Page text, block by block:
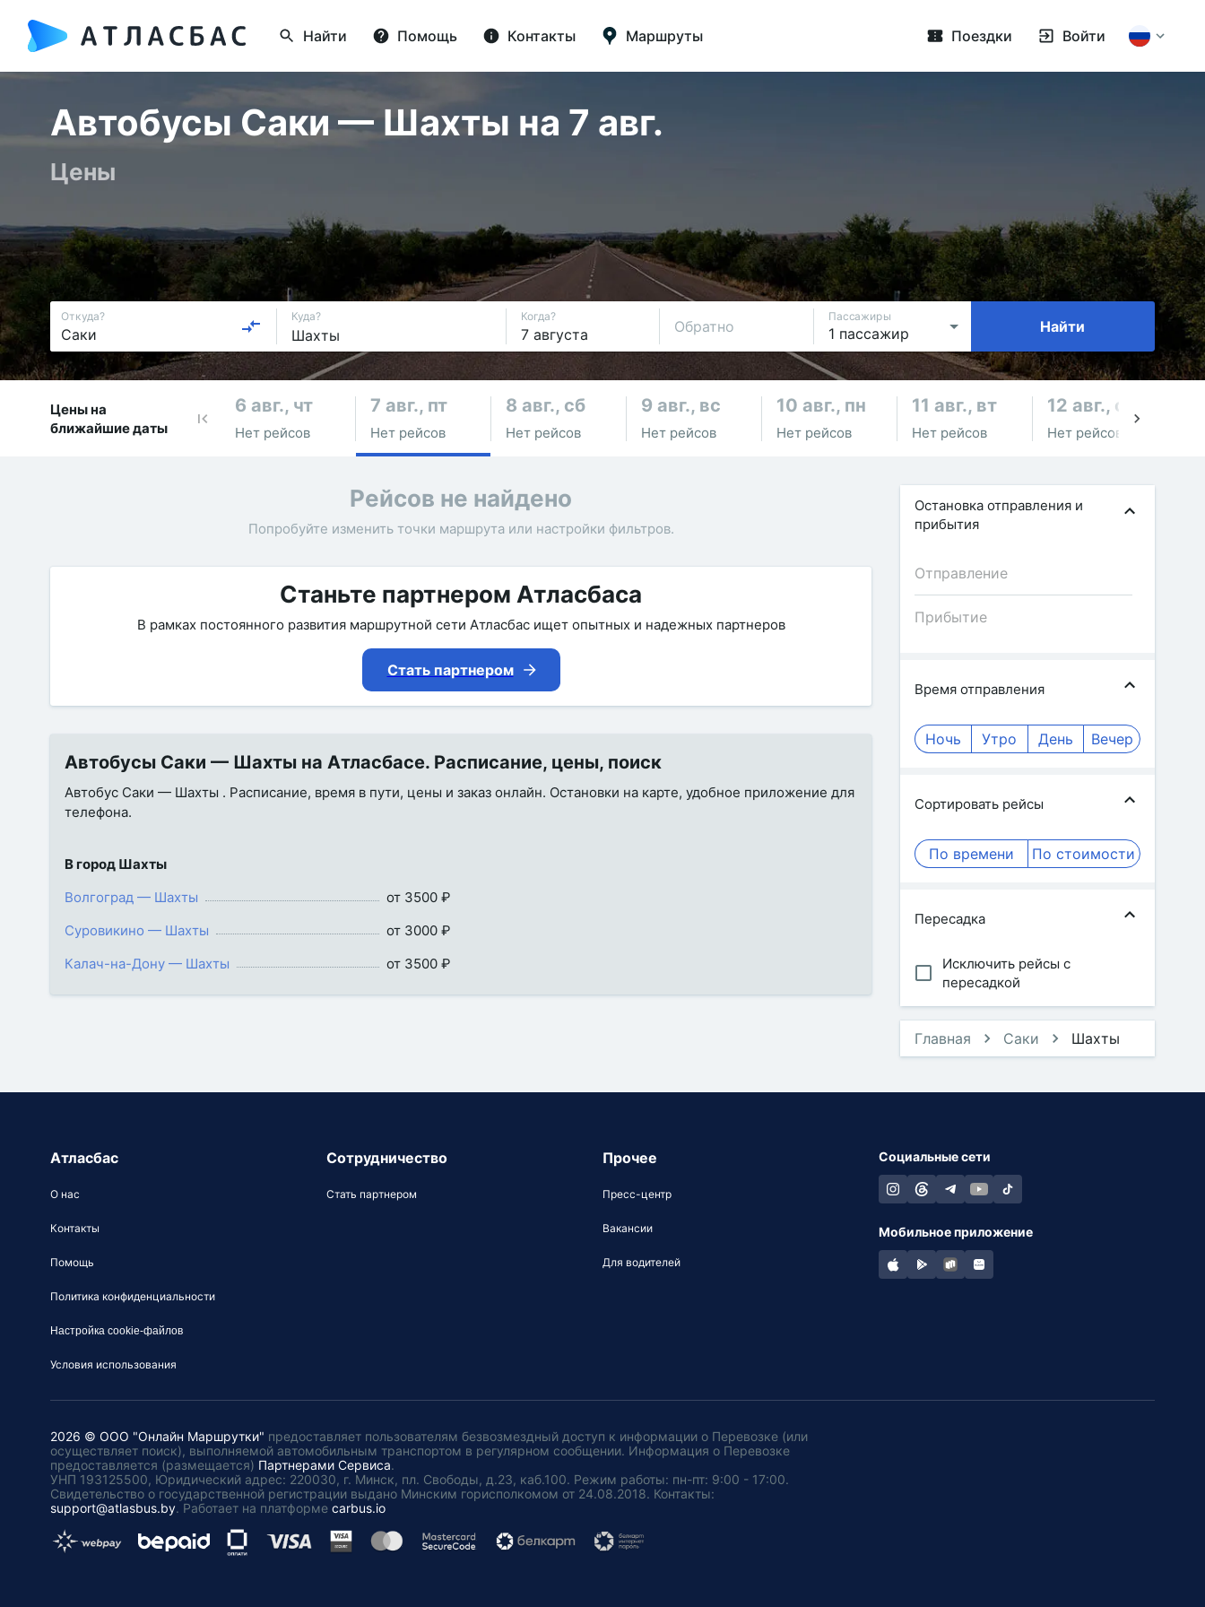
Найти Помощь Контакты Маршруты Поездки Войти
Автобусы Саки — Шахты на 7 авг.
Цены
Откуда? Куда? Когда?
Обратно
Пассажиры
Найти
Цены на
ближайшие даты
6 авг., чт
Нет рейсов
7 авг., пт
Нет рейсов
8 авг., сб
Нет рейсов
9 авг., вс
Нет рейсов
10 авг., пн
Нет рейсов
11 авг., вт
Нет рейсов
12 авг., ср
Нет рейсов
Рейсов не найдено
Попробуйте изменить точки маршрута или настройки фильтров.
Станьте партнером Атласбаса
В рамках постоянного развития маршрутной сети Атласбас ищет опытных и надежных партнеров
Стать партнером
Автобусы Саки — Шахты на Атласбасе. Расписание, цены, поиск
Автобус Саки — Шахты . Расписание, время в пути, цены и заказ онлайн. Остановки на карте, удобное приложение для
телефона.
В город Шахты
Волгоград — Шахты
от 3500 ₽
Суровикино — Шахты
от 3000 ₽
Калач-на-Дону — Шахты
от 3500 ₽
Остановка отправления и
прибытия
Время отправления
Ночь Утро День Вечер
Сортировать рейсы
По времени По стоимости
Пересадка
Исключить рейсы с
пересадкой
Главная Саки Шахты
Атласбас
О нас
Контакты
Помощь
Политика конфиденциальности
Настройка cookie-файлов
Условия использования
Сотрудничество
Стать партнером
Прочее
Пресс-центр
Вакансии
Для водителей
Социальные сети
Мобильное приложение
2026 © ООО "Онлайн Маршрутки" предоставляет пользователям безвозмездный доступ к информации о Перевозке (или
осуществляет поиск), выполняемой автомобильным транспортом в регулярном сообщении. Информация о Перевозке
предоставляется (размещается) Партнерами Сервиса.
УНП 193125500, Юридический адрес: 220030, г. Минск, пл. Свободы, д.23, каб.100. Режим работы: пн-пт: 9:00 - 17:00.
Свидетельство о государственной регистрации выдано Минским горисполкомом от 24.08.2018. Контакты:
support@atlasbus.by. Работает на платформе carbus.io